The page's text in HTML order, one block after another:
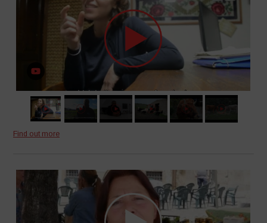
Find out more